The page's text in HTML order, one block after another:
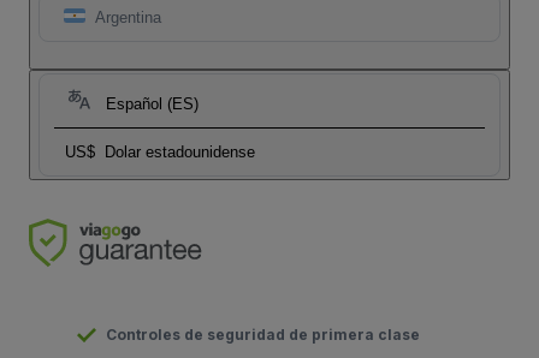
Argentina
Español (ES)
US$ Dolar estadounidense
Controles de seguridad de primera clase